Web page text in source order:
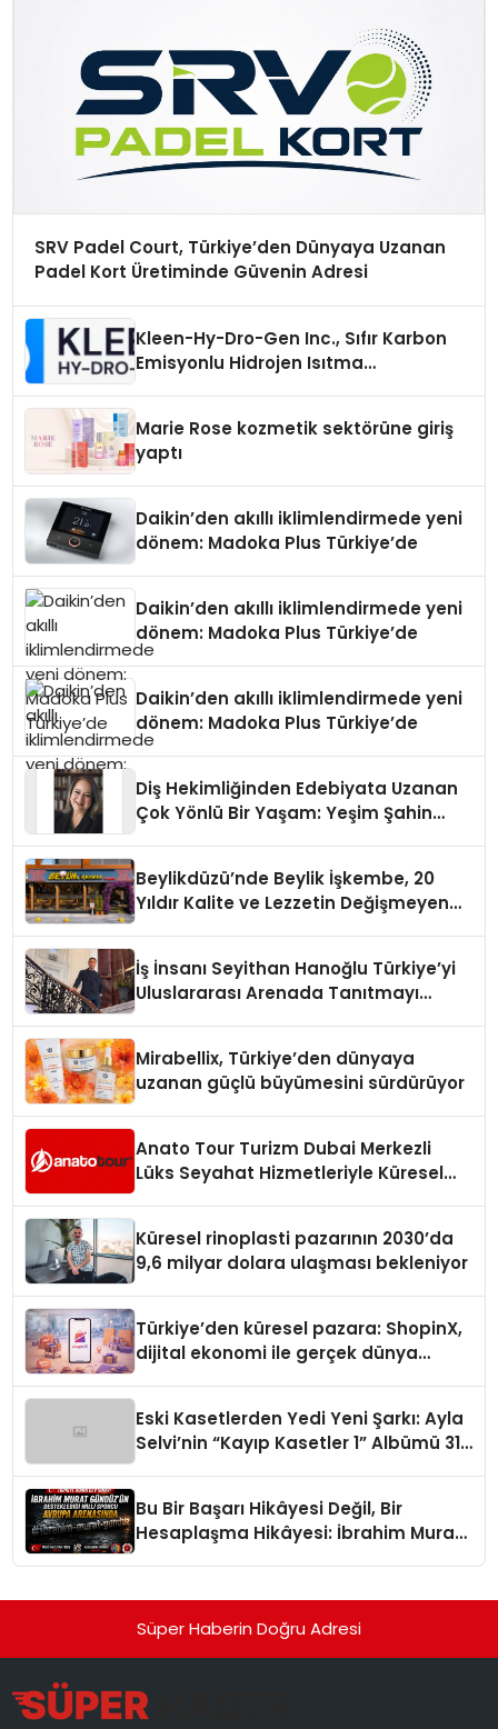
SRV Padel Court, Türkiye’den Dünyaya Uzanan
Padel Kort Üretiminde Güvenin Adresi
Kleen-Hy-Dro-Gen Inc., Sıfır Karbon
Emisyonlu Hidrojen Isıtma
Marie Rose kozmetik sektörüne giriş
yaptı
Daikin’den akıllı iklimlendirmede yeni
dönem: Madoka Plus Türkiye’de
Daikin’den akıllı iklimlendirmede yeni
dönem: Madoka Plus Türkiye’de
Daikin’den akıllı iklimlendirmede yeni
dönem: Madoka Plus Türkiye’de
Diş Hekimliğinden Edebiyata Uzanan
Çok Yönlü Bir Yaşam: Yeşim Şahin
Beylikdüzü’nde Beylik İşkembe, 20
Yıldır Kalite ve Lezzetin Değişmeyen
İş İnsanı Seyithan Hanoğlu Türkiye’yi
Uluslararası Arenada Tanıtmayı
Mirabellix, Türkiye’den dünyaya
uzanan güçlü büyümesini sürdürüyor
Anato Tour Turizm Dubai Merkezli
Lüks Seyahat Hizmetleriyle Küresel
Küresel rinoplasti pazarının 2030’da
9,6 milyar dolara ulaşması bekleniyor
Türkiye’den küresel pazara: ShopinX,
dijital ekonomi ile gerçek dünya
Eski Kasetlerden Yedi Yeni Şarkı: Ayla
Selvi’nin “Kayıp Kasetler 1” Albümü 31
Bu Bir Başarı Hikâyesi Değil, Bir
Hesaplaşma Hikâyesi: İbrahim Murat
Süper Haberin Doğru Adresi